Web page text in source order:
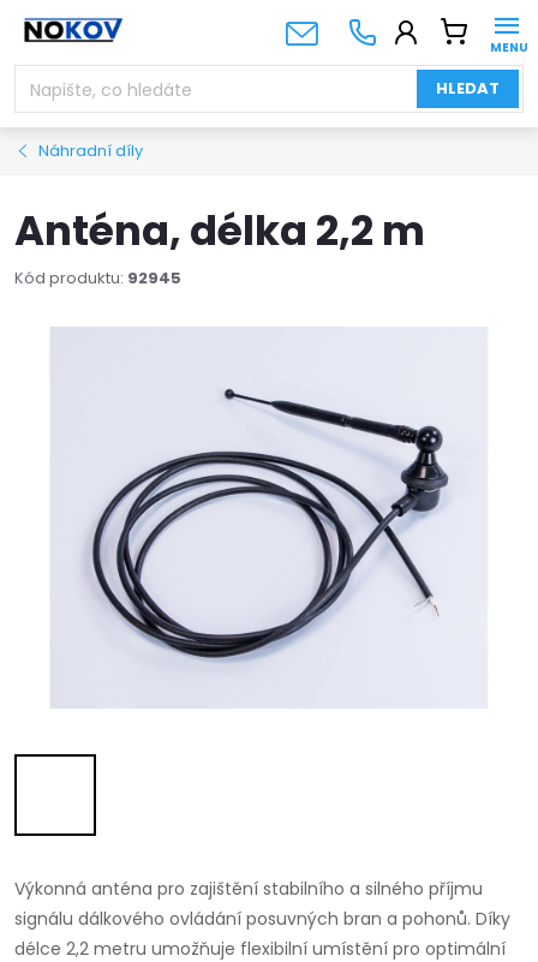
Přejít
obsah
HLEDAT
NÁKUPNÍ
KOŠÍK
Náhradní díly
Anténa, délka 2,2 m
Kód produktu: 92945
Výkonná anténa pro zajištění stabilního a silného příjmu
signálu dálkového ovládání posuvných bran a pohonů. Díky
délce 2,2 metru umožňuje flexibilní umístění pro optimální